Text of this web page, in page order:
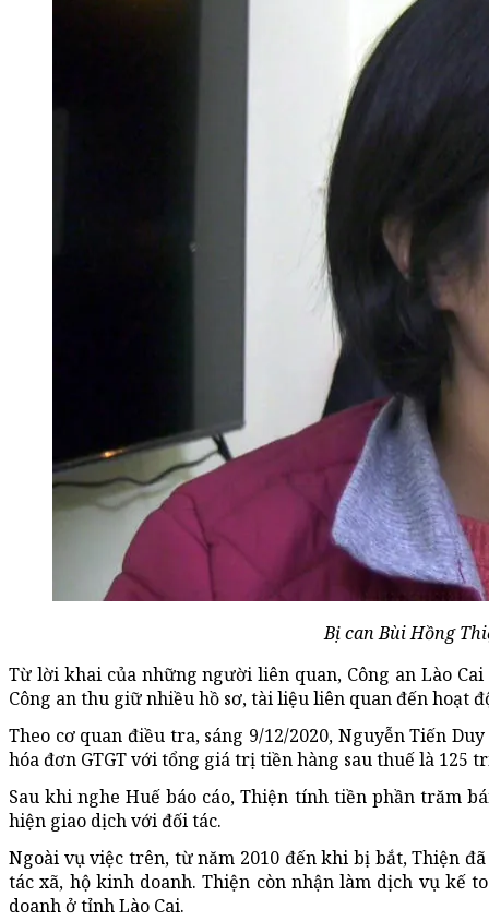
Bị can Bùi Hồng
Từ lời khai của những người liên quan, Công an Lào
Công an thu giữ nhiều hồ sơ, tài liệu liên quan đến hoạt
Theo cơ quan điều tra, sáng 9/12/2020, Nguyễn Tiến
hóa đơn GTGT với tổng giá trị tiền hàng sau thuế là 125
Sau khi nghe Huế báo cáo, Thiện tính tiền phần trăm
hiện giao dịch với đối tác.
Ngoài vụ việc trên, từ năm 2010 đến khi bị bắt, Thiện
tác xã, hộ kinh doanh. Thiện còn nhận làm dịch vụ kế
doanh ở tỉnh Lào Cai.